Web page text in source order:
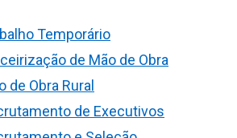
Temporário
de Mão de Obra
de Obra Rural
de Executivos